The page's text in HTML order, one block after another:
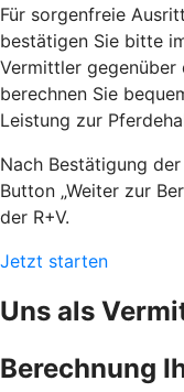
Für sorgenfreie
bestätigen Sie bitte
Vermittler
berechnen Sie
Leistung zur
Nach Bestätigung
Button „Weiter zur
der R+V.
Jetzt starten
Uns als
Berechnung